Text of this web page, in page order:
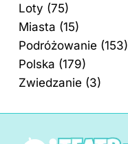
Loty (75)
Miasta (15)
Podróżowanie (153)
Polska (179)
Zwiedzanie (3)